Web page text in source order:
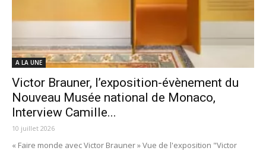
A LA UNE
Victor Brauner, l’exposition-évènement du
Nouveau Musée national de Monaco,
Interview Camille...
10 juillet 2026
« Faire monde avec Victor Brauner » Vue de l'exposition "Victor